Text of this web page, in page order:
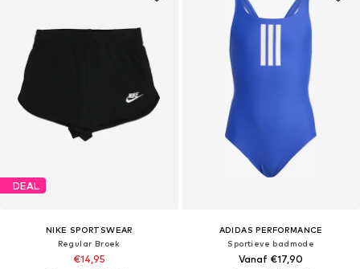
DEAL
NIKE SPORTSWEAR
Regular Broek
€14,95
ADIDAS PERFORMANCE
Sportieve badmode
Vanaf €17,90